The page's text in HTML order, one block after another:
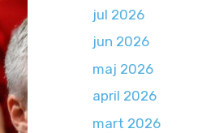
jul 2026
jun 2026
maj 2026
april 2026
mart 2026